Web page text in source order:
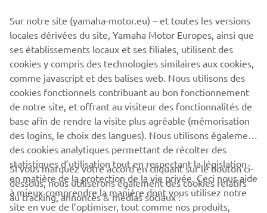
considérablement les sollicitations physiques du
conducteur, en particulier sur terrain accidenté, et
transmet des informations précises concernant le terrain
pour offrir une sensation de direction confortable et
naturelle, ce qui rend le Grizzly 700 EPS SE parfaitement
adapté aux activités de loisirs et d'aventure.
Un nouveau treuil WARN Pro-Vantage 2500 monté à
l'avant sera intégré pour 2020. De plus, avec une capacité
de charge de 140 kg et une capacité de remorquage de
600 kg, le Grizzly 700 EPS SE est le quad le plus
performant et le mieux équipé de sa catégorie.
Présentation de Grizzly 700 EPS SE
Sur notre site (yamaha-motor.eu) – et toutes les versions
locales dérivées du site, Yamaha Motor Europes, ainsi que
ses établissements locaux et ses filiales, utilisent des
cookies y compris des technologies similaires aux cookies,
comme javascript et des balises web. Nous utilisons des
cookies fonctionnels contribuant au bon fonctionnement
de notre site, et offrant au visiteur des fonctionnalités de
base afin de rendre la visite plus agréable (mémorisation
des logins, le choix des langues). Nous utilisons également
des cookies analytiques permettant de récolter des
statistiques d’utilisation tout en respectant la législation
en matière de la protection de la vie privée. Ceci nous aide
à mieux comprendre la manière dont vous utilisez notre
site en vue de l’optimiser, tout comme nos produits,
Si vous marquez votre accord en cliquant sur le bouton ci-
dessous, nous utiliserons également des cookies relatifs
au tracking, annonces & médias sociaux :